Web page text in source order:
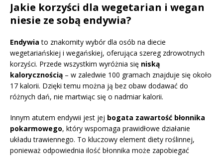
Jakie korzyści dla wegetarian i wegan
niesie ze sobą endywia?
Endywia to znakomity wybór dla osób na diecie
wegetariańskiej i wegańskiej, oferująca szereg zdrowotnych
korzyści. Przede wszystkim wyróżnia się niską
kalorycznością – w zaledwie 100 gramach znajduje się około
17 kalorii. Dzięki temu można ją bez obaw dodawać do
różnych dań, nie martwiąc się o nadmiar kalorii.
Innym atutem endywii jest jej bogata zawartość błonnika
pokarmowego, który wspomaga prawidłowe działanie
układu trawiennego. To kluczowy element diety roślinnej,
ponieważ odpowiednia ilość błonnika może zapobiegać